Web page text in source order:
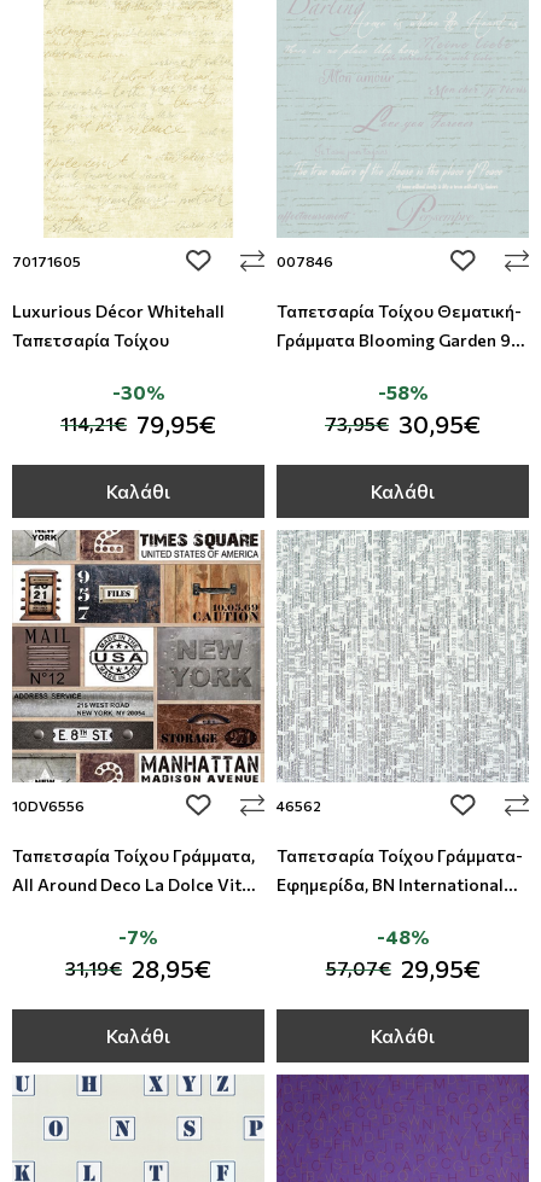
70171605 add to wishlist
Luxurious Décor Whitehall
Ταπετσαρία Τοίχου
114,21€ 79,95€
-30%
Καλάθι
007846 add to
Ταπετσαρία Τοίχου Θεματική-
Γράμματα Blooming Garden 9
73,95€ 30,95€
-58%
Καλάθι
10DV6556 add to wishlist
Ταπετσαρία Τοίχου Γράμματα,
All Around Deco La Dolce Vita -
31,19€ 28,95€
-7%
Καλάθι
46562 add to
Ταπετσαρία Τοίχου Γράμματα-
Εφημερίδα, BN International
57,07€ 29,95€
-48%
Καλάθι